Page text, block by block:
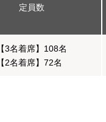
定員数
【3名着席】108名
【2名着席】72名